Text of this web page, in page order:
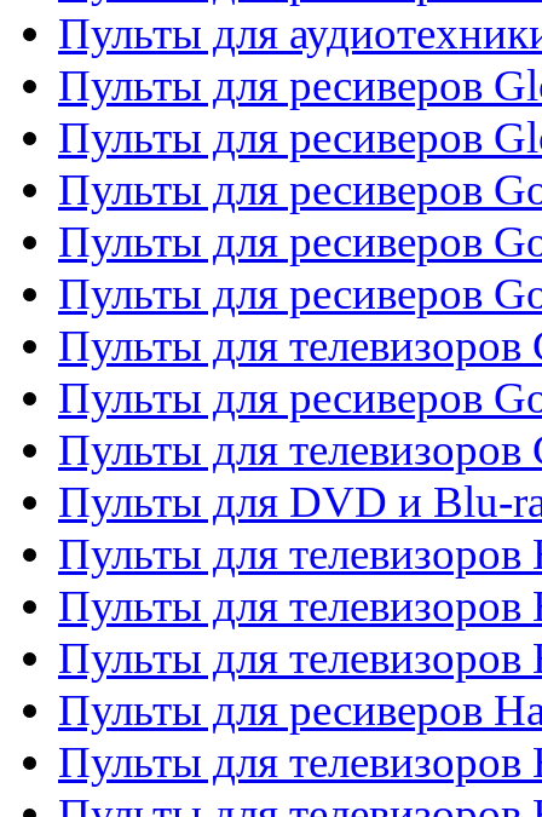
Пульты для
Пульты для ресиверов
Пульты для ресиверов
Пульты для ресиверов
Пульты для ресиверов
Пульты для ресиверов
Пульты для телевизоров
Пульты для ресиверов
Пульты для телевизоров
Пульты для DVD и Blu-
Пульты для телевизоров
Пульты для телевизоров
Пульты для
Пульты для ресиверов
Пульты для телевизоров